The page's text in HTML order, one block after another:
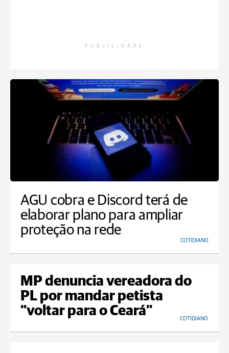
PUBLICIDADE
AGU cobra e Discord terá de
elaborar plano para ampliar
proteção na rede
COTIDIANO
MP denuncia vereadora do
PL por mandar petista
“voltar para o Ceará”
COTIDIANO